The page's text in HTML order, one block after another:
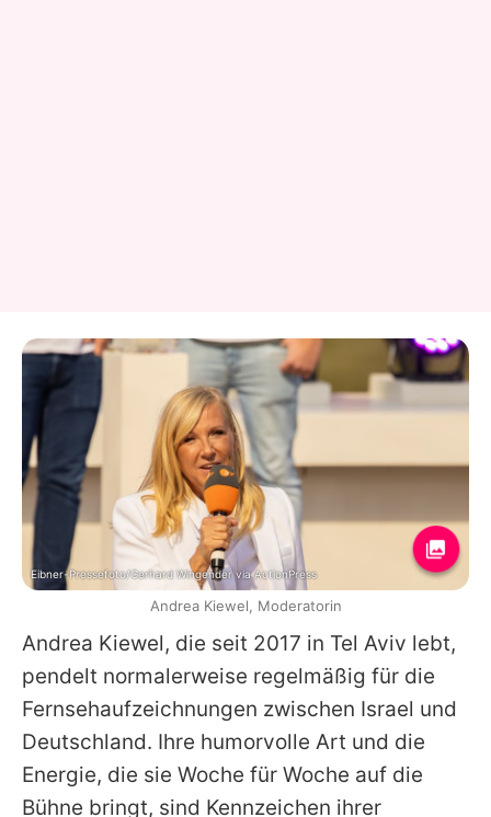
Andrea Kiewel, die seit 2017 in Tel Aviv lebt,
pendelt normalerweise regelmäßig für die
Fernsehaufzeichnungen zwischen Israel und
Deutschland. Ihre humorvolle Art und die
Energie, die sie Woche für Woche auf die
Bühne bringt, sind Kennzeichen ihrer
Eibner-Pressefoto/Gerhard Wingender via ActionPress
Andrea Kiewel, Moderatorin